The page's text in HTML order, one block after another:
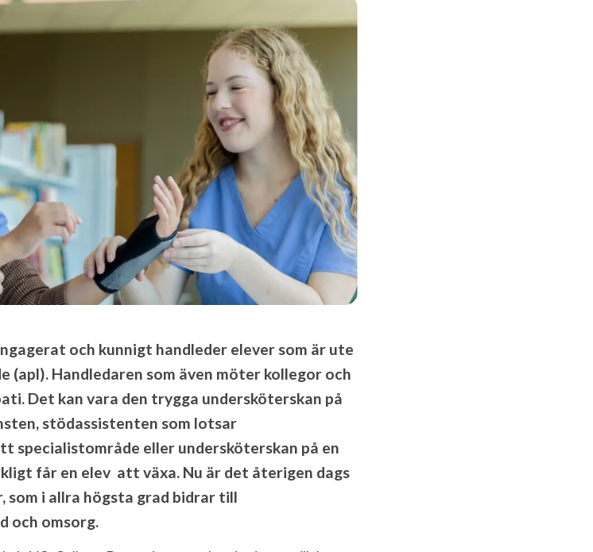
och kunnigt handleder elever som är ute
Handledaren som även möter kollegor och
Det kan vara den trygga undersköterskan på
stödassistenten som lotsar
specialistområde eller undersköterskan på en
får en elev att växa. Nu är det återigen dags
som i allra högsta grad bidrar till
och omsorg.